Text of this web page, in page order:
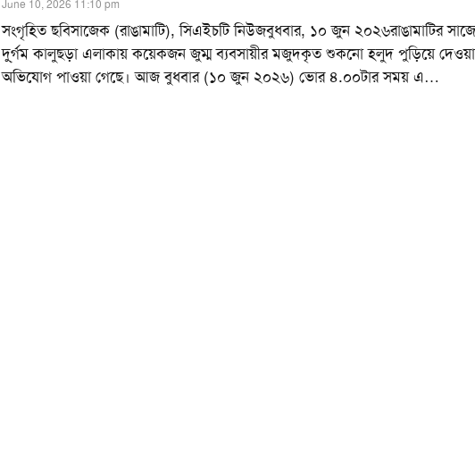
June 10, 2026 11:10 pm
সংগৃহিত ছবিসাজেক (রাঙামাটি), সিএইচটি নিউজবুধবার, ১০ জুন ২০২৬রাঙামাটির
দু্র্গম কালুছড়া এলাকায় কয়েকজন জুম্ম ব্যবসায়ীর মজুদকৃত শুকনো হলুদ পুড়িয়ে
অভিযোগ পাওয়া গেছে। আজ বুধবার (১০ জুন ২০২৬) ভোর ৪.০০টার সময় এ…